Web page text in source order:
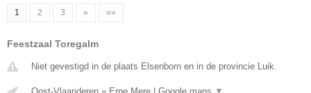
1 2 3 » »»
Feestzaal Toregalm
Niet gevestigd in de plaats Elsenborn en in de provincie Luik.